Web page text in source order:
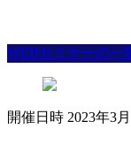
WEBセミナーの一
開催日時 2023年3